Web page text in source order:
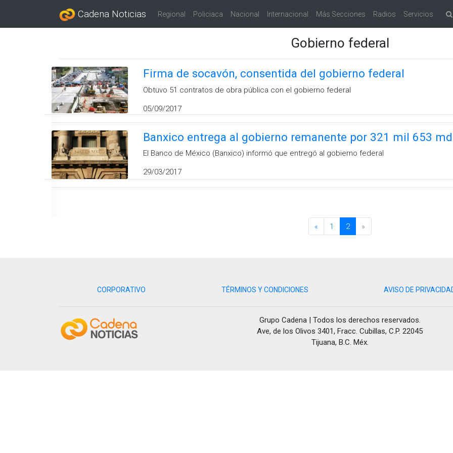
Cadena Noticias Regional Policiaca Nacional Internacional Más Secciones Radios Servicios
Gobierno federal
Firma de socavón, consentida del gobierno federal
Obtuvo 51 contratos de obra pública con el gobierno federal
05/09/2017
Banxico entrega al gobierno remanente por 321 mil 653
El Banco de México (Banxico) informó que entregó al gobierno federal
29/03/2017
« 1 2 »
CORPORATIVO TÉRMINOS Y CONDICIONES AVISO DE
Grupo Cadena | Todos los derechos reservados.
Ave, de los Olivos 3401, Fracc. Cubillas, C.P. 22045
Tijuana, B.C. Méx.